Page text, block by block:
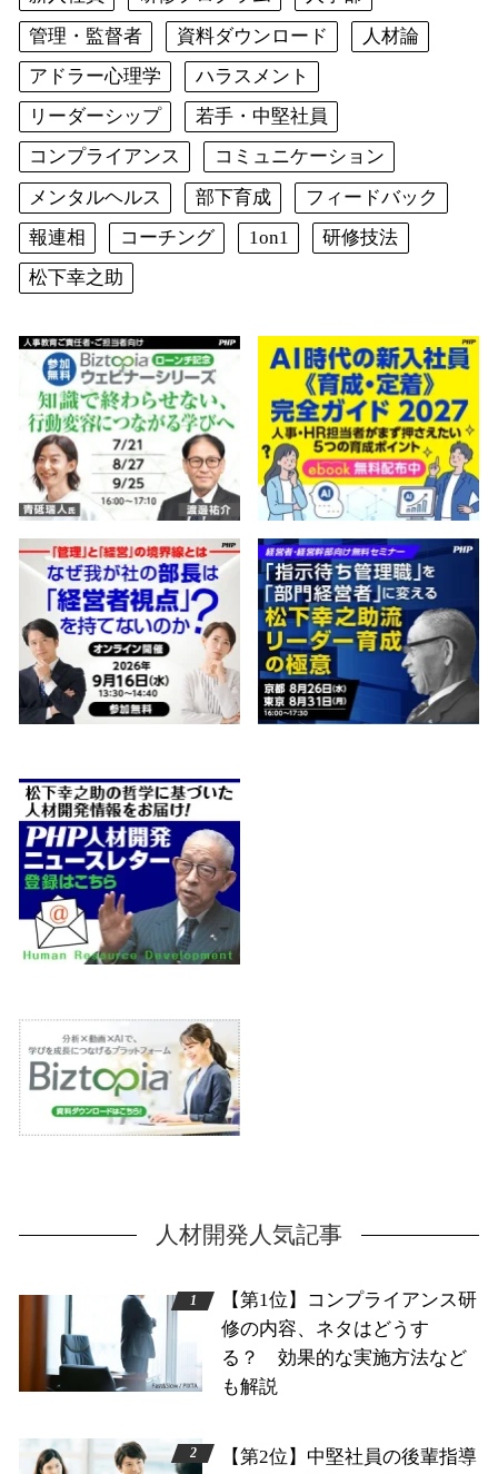
管理・監督者
資料ダウンロード
人材論
アドラー心理学
ハラスメント
リーダーシップ
若手・中堅社員
コンプライアンス
コミュニケーション
メンタルヘルス
部下育成
フィードバック
報連相
コーチング 1on1
研修技法
松下幸之助
人材開発人気記事
【第1位】コンプライアンス研
修の内容、ネタはどうす
る？ 効果的な実施方法など
も解説
【第2位】中堅社員の後輩指導